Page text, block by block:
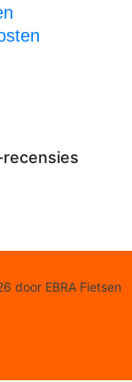
recensies
door EBRA Fietsen